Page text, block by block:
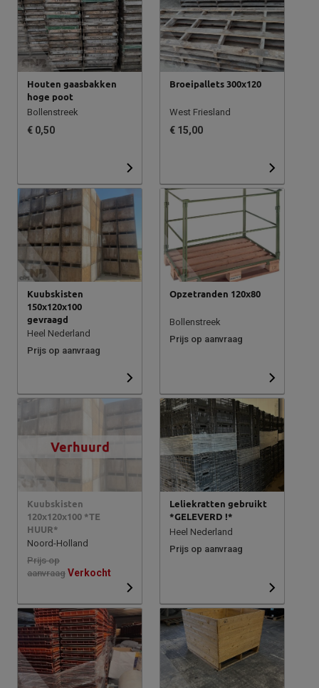
Houten gaasbakken
hoge poot
Bollenstreek
€ 0,50
Broeipallets 300x120
West Friesland
€ 15,00
Kuubskisten
150x120x100
gevraagd
Heel Nederland
Prijs op aanvraag
Opzetranden 120x80
Bollenstreek
Prijs op aanvraag
Verhuurd
Kuubskisten
120x120x100 *TE
HUUR*
Noord-Holland
Prijs op
aanvraag Verkocht
Leliekratten gebruikt
*GELEVERD !*
Heel Nederland
Prijs op aanvraag